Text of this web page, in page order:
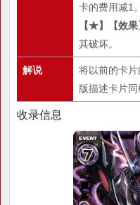
卡的费用减1
【★】
【效果
其破坏。
解说
将以前的卡
版描述卡片同
收录信息